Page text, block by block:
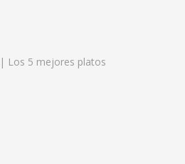
Los 5 mejores platos